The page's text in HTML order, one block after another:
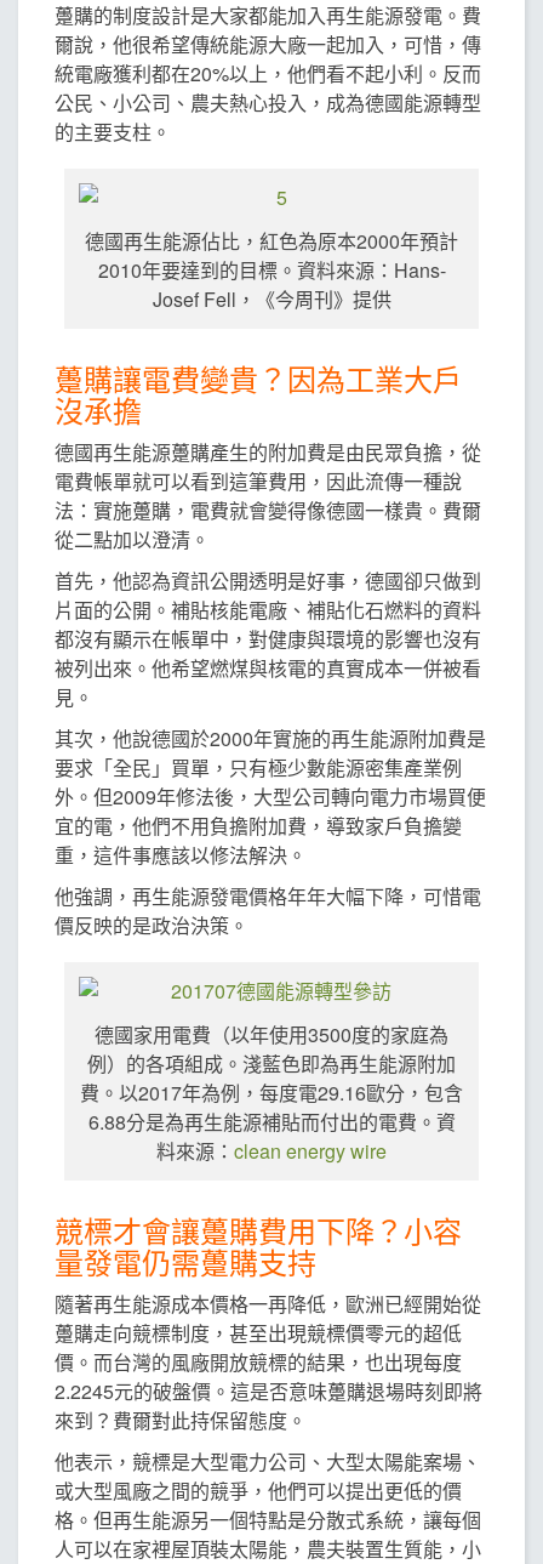
躉購的制度設計是大家都能加入再生能源發電。費
爾說，他很希望傳統能源大廠一起加入，可惜，傳
統電廠獲利都在20%以上，他們看不起小利。反而
公民、小公司、農夫熱心投入，成為德國能源轉型
的主要支柱。
德國再生能源佔比，紅色為原本2000年預計
2010年要達到的目標。資料來源：Hans-
Josef Fell，《今周刊》提供
躉購讓電費變貴？因為工業大戶
沒承擔
德國再生能源躉購產生的附加費是由民眾負擔，從
電費帳單就可以看到這筆費用，因此流傳一種說
法：實施躉購，電費就會變得像德國一樣貴。費爾
從二點加以澄清。
首先，他認為資訊公開透明是好事，德國卻只做到
片面的公開。補貼核能電廠、補貼化石燃料的資料
都沒有顯示在帳單中，對健康與環境的影響也沒有
被列出來。他希望燃煤與核電的真實成本一併被看
見。
其次，他說德國於2000年實施的再生能源附加費是
要求「全民」買單，只有極少數能源密集產業例
外。但2009年修法後，大型公司轉向電力市場買便
宜的電，他們不用負擔附加費，導致家戶負擔變
重，這件事應該以修法解決。
他強調，再生能源發電價格年年大幅下降，可惜電
價反映的是政治決策。
德國家用電費（以年使用3500度的家庭為
例）的各項組成。淺藍色即為再生能源附加
費。以2017年為例，每度電29.16歐分，包含
6.88分是為再生能源補貼而付出的電費。資
料來源： clean energy wire
競標才會讓躉購費用下降？小容
量發電仍需躉購支持
隨著再生能源成本價格一再降低，歐洲已經開始從
躉購走向競標制度，甚至出現競標價零元的超低
價。而台灣的風廠開放競標的結果，也出現每度
2.2245元的破盤價。這是否意味躉購退場時刻即將
來到？費爾對此持保留態度。
他表示，競標是大型電力公司、大型太陽能案場、
或大型風廠之間的競爭，他們可以提出更低的價
格。但再生能源另一個特點是分散式系統，讓每個
人可以在家裡屋頂裝太陽能，農夫裝置生質能，小